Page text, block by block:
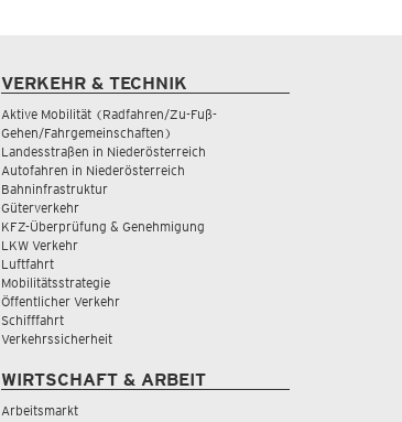
VERKEHR & TECHNIK
Aktive Mobilität (Radfahren/Zu-Fuß-
Gehen/Fahrgemeinschaften)
Landesstraßen in Niederösterreich
Autofahren in Niederösterreich
Bahninfrastruktur
Güterverkehr
KFZ-Überprüfung & Genehmigung
LKW Verkehr
Luftfahrt
Mobilitätsstrategie
Öffentlicher Verkehr
Schifffahrt
Verkehrssicherheit
WIRTSCHAFT & ARBEIT
Arbeitsmarkt